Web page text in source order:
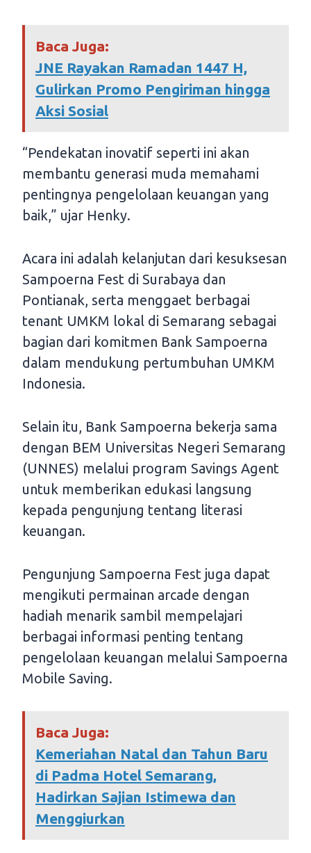
Baca Juga:
JNE Rayakan Ramadan 1447 H,
Gulirkan Promo Pengiriman hingga
Aksi Sosial
“Pendekatan inovatif seperti ini akan
membantu generasi muda memahami
pentingnya pengelolaan keuangan yang
baik,” ujar Henky.
Acara ini adalah kelanjutan dari kesuksesan
Sampoerna Fest di Surabaya dan
Pontianak, serta menggaet berbagai
tenant UMKM lokal di Semarang sebagai
bagian dari komitmen Bank Sampoerna
dalam mendukung pertumbuhan UMKM
Indonesia.
Selain itu, Bank Sampoerna bekerja sama
dengan BEM Universitas Negeri Semarang
(UNNES) melalui program Savings Agent
untuk memberikan edukasi langsung
kepada pengunjung tentang literasi
keuangan.
Pengunjung Sampoerna Fest juga dapat
mengikuti permainan arcade dengan
hadiah menarik sambil mempelajari
berbagai informasi penting tentang
pengelolaan keuangan melalui Sampoerna
Mobile Saving.
Baca Juga:
Kemeriahan Natal dan Tahun Baru
di Padma Hotel Semarang,
Hadirkan Sajian Istimewa dan
Menggiurkan